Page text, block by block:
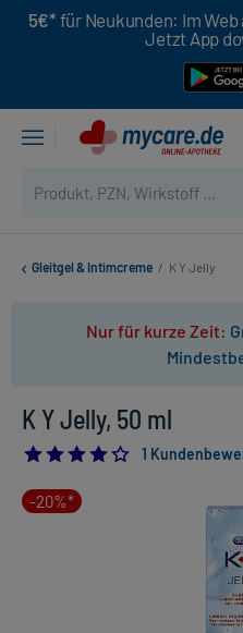
5€* für Neukunden: Im Web
Jetzt App
Gleitgel & Intimcreme / K Y Jelly
Nur für kurze Zeit:
K Y Jelly, 50 ml
4.0
1
-20%*